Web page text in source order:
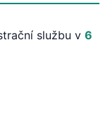
službu v 6